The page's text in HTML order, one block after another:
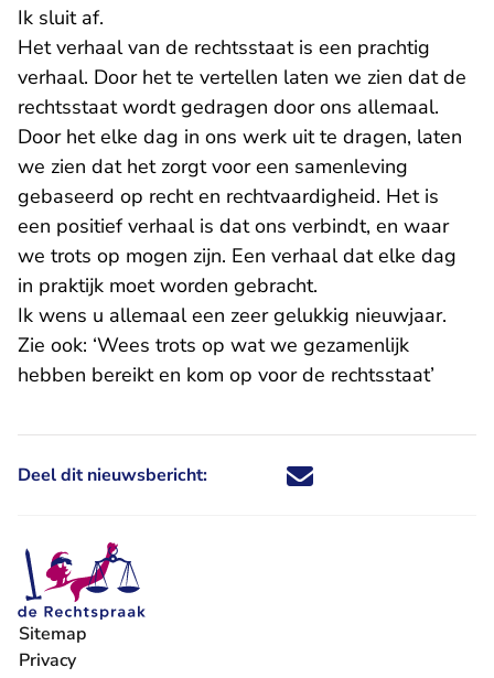
Ik sluit af.
Het verhaal van de rechtsstaat is een prachtig
verhaal. Door het te vertellen laten we zien dat de
rechtsstaat wordt gedragen door ons allemaal.
Door het elke dag in ons werk uit te dragen, laten
we zien dat het zorgt voor een samenleving
gebaseerd op recht en rechtvaardigheid. Het is
een positief verhaal is dat ons verbindt, en waar
we trots op mogen zijn. Een verhaal dat elke dag
in praktijk moet worden gebracht.
Ik wens u allemaal een zeer gelukkig nieuwjaar.
Zie ook: ‘Wees trots op wat we gezamenlijk
hebben bereikt en kom op voor de rechtsstaat’
Deel dit nieuwsbericht: Deel dit nieuwsbericht via X -
Deel dit nieuwsbericht via
Deel dit nieuwsbericht
Deel dit
Sitemap
Privacy